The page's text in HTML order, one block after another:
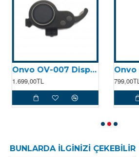
Onvo OV-007 Display
1.699,00TL
799,00TL
BUNLARDA İLGINIZI ÇEKEBILIR